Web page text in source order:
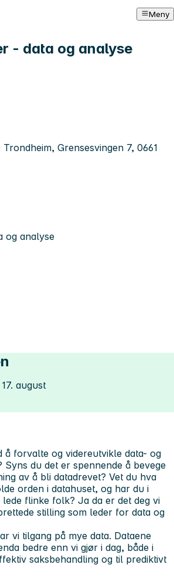
Meny
- data og analyse
Grensesvingen 7, 0661
og analyse
august
å forvalte og videreutvikle data- og
du det er spennende å bevege
av å bli datadrevet? Vet du hva
orden i datahuset, og har du i
flinke folk? Ja da er det deg vi
stilling som leder for data og
vi tilgang på mye data. Dataene
bedre enn vi gjør i dag, både i
saksbehandling og til prediktivt